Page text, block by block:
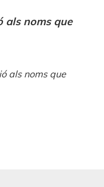
als noms que
als noms que